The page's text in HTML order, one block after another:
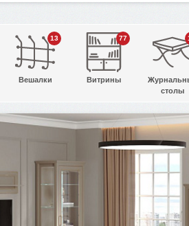
13
Вешалки
77
Витрины
столы